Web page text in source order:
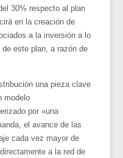
30% respecto al plan
en la creación de
a la inversión a lo
este plan, a razón de
una pieza clave
modelo
por «una
el avance de las
cada vez mayor de
a la red de